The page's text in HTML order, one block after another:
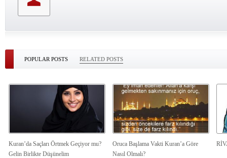
POPULAR POSTS RELATED POSTS
Kuran’da Saçları Örtmek Geçiyor mu?
Gelin Birlikte Düşünelim
Oruca Başlama Vakti Kuran’a Göre
Nasıl Olmalı?